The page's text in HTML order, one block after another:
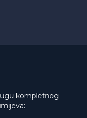
kompletnog